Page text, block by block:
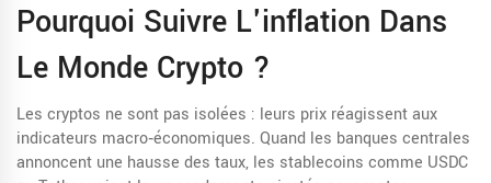
Pourquoi Suivre L'inflation Dans
Le Monde Crypto ?
Les cryptos ne sont pas isolées : leurs prix réagissent aux
indicateurs macro‑économiques. Quand les banques centrales
annoncent une hausse des taux, les stablecoins comme USDC